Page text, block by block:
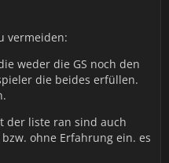
vermeiden:
weder die GS noch den
die beides erfüllen.
der liste ran sind auch
ohne Erfahrung ein. es